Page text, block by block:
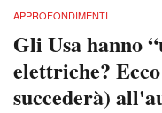
APPROFONDIMENTI
Gli Usa hanno
elettriche? Ecco
succederà)